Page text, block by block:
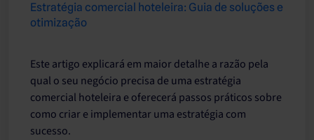
Estratégia comercial hoteleira: Guia de soluções e
otimização
Este artigo explicará em maior detalhe a razão pela
qual o seu negócio precisa de uma estratégia
comercial hoteleira e oferecerá passos práticos sobre
como criar e implementar uma estratégia com
sucesso.